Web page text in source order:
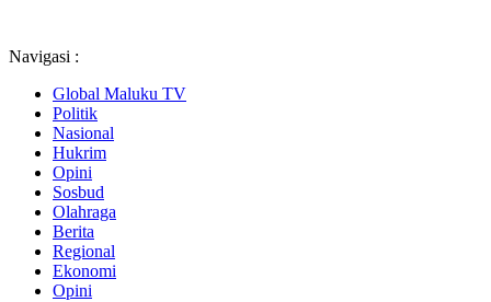
Navigasi :
Global Maluku TV
Politik
Nasional
Hukrim
Opini
Sosbud
Olahraga
Berita
Regional
Ekonomi
Opini